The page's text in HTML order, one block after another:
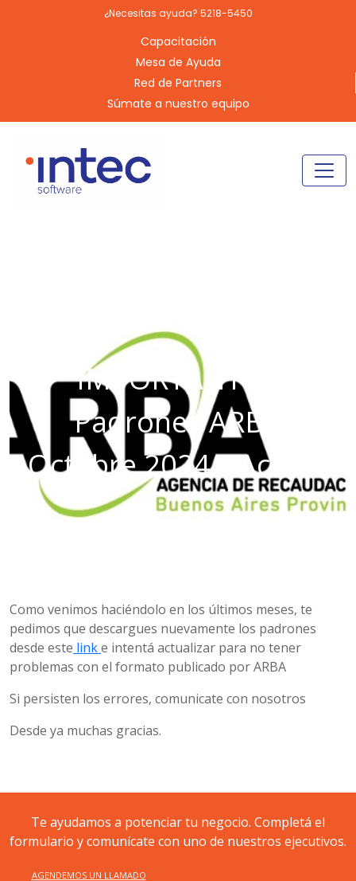
¿Necesitas ayuda? 5218-5450
Capacitación
Mesa de Ayuda
Red de Partners
Súmate a nuestro equipo
IMPORTANTE –
Padrones ARBA
Octubre 2024 – Access
Como venimos haciéndolo en los últimos meses, te
pedimos que descargues nuevamente los padrones
desde este linke intentá actualizar para no tener
problemas con el formato publicado por ARBA
Si persisten los errores, comunicate con nosotros
Desde ya muchas gracias.
Te ayudamos a potenciar tu negocio. Completá el
formulario y comunícate con uno de nuestros ejecutivos.
AGENDEMOS UN LLAMADO